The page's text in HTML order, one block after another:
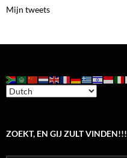
Mijn tweets
ZOEKT, EN GIJ ZULT VINDEN!!!